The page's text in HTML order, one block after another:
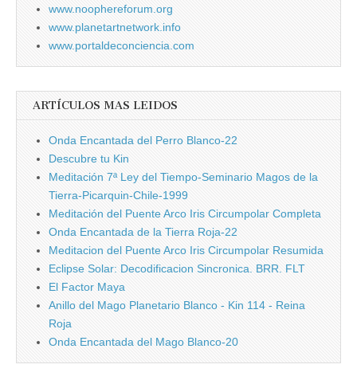
www.noophereforum.org
www.planetartnetwork.info
www.portaldeconciencia.com
ARTÍCULOS MAS LEIDOS
Onda Encantada del Perro Blanco-22
Descubre tu Kin
Meditación 7ª Ley del Tiempo-Seminario Magos de la
Tierra-Picarquin-Chile-1999
Meditación del Puente Arco Iris Circumpolar Completa
Onda Encantada de la Tierra Roja-22
Meditacion del Puente Arco Iris Circumpolar Resumida
Eclipse Solar: Decodificacion Sincronica. BRR. FLT
El Factor Maya
Anillo del Mago Planetario Blanco - Kin 114 - Reina
Roja
Onda Encantada del Mago Blanco-20